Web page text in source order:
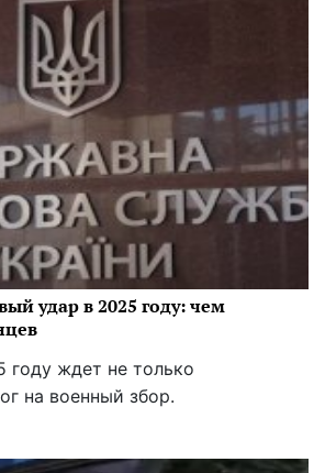
удар в 2025 году: чем
году ждет не только
на военный збор.